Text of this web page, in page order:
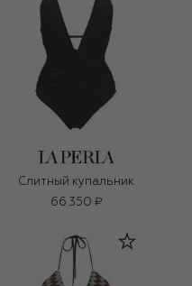
Слитный купальник
66 350 ₽